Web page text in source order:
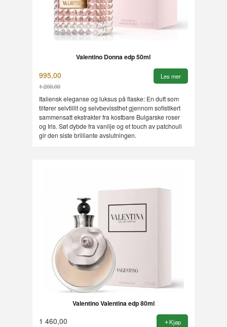
Valentino Donna edp 50ml
995,00
1 200,00
Rabatt
Les mer
Italiensk eleganse og luksus på flaske: En duft som
tilfører selvtillit og selvbevissthet gjennom sofistikert
sammensatt ekstrakter fra kostbare Bulgarske roser
og Iris. Søt dybde fra vanilje og et touch av patchouli
gir den siste brilliante avslutningen.
Valentino Valentina edp 80ml
1 460,00 Kjøp